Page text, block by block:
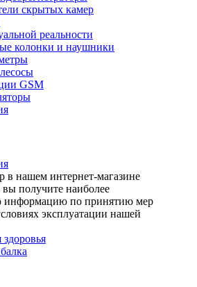
скрытых камер
реальности
колонки и наушники
GSM
в нашем интернет-магазине
получите наиболее
по принятию мер
эксплуатации нашей